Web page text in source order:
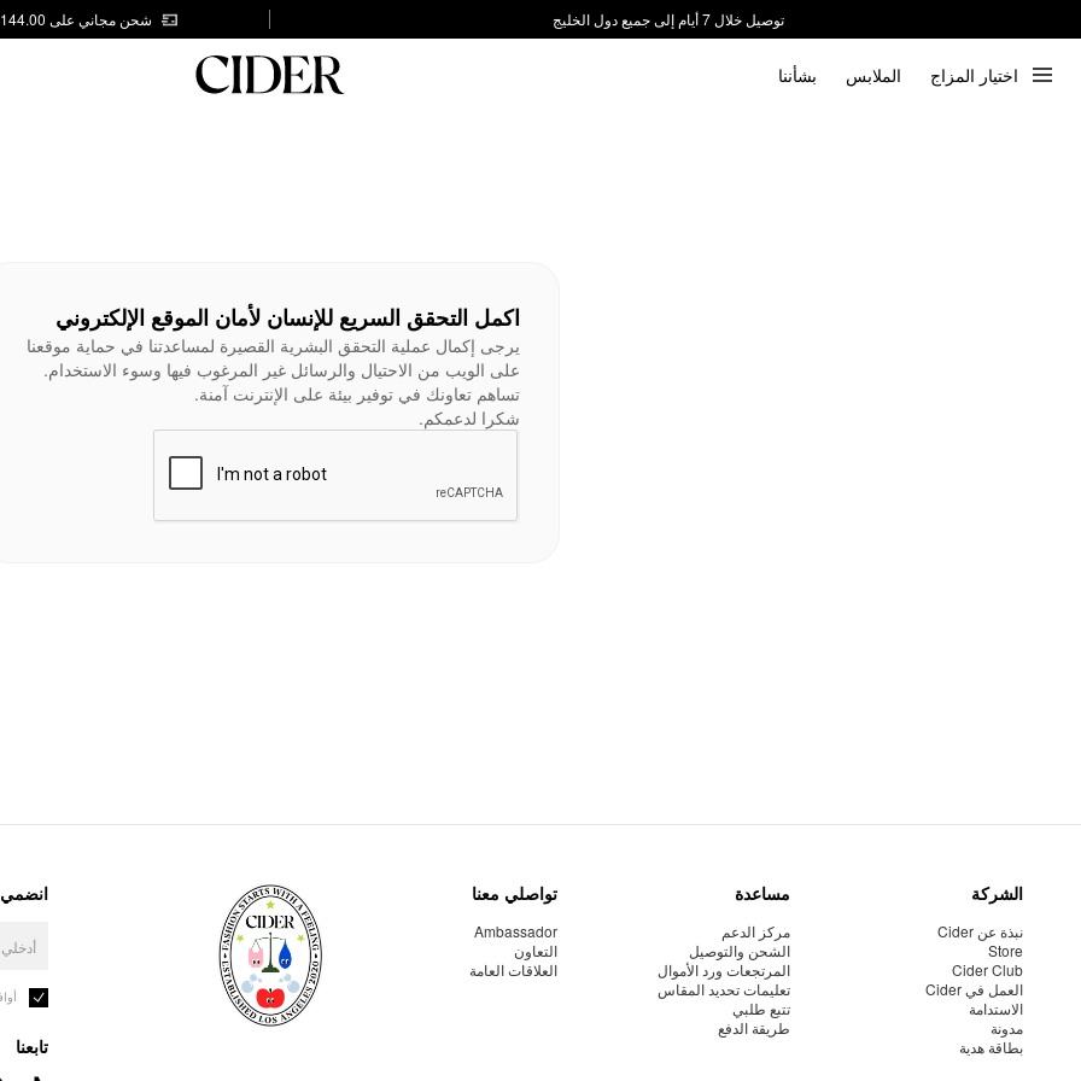
توصيل خلال 7 أيام إلى جميع دول الخليج
شحن مجاني على AED 144.00
اختيار المزاج الملابس بشأننا
اكمل التحقق السريع للإنسان لأمان الموقع الإلكتروني
يرجى إكمال عملية التحقق البشرية القصيرة لمساعدتنا في حماية موقعنا
على الويب من الاحتيال والرسائل غير المرغوب فيها وسوء الاستخدام.
تساهم تعاونك في توفير بيئة على الإنترنت آمنة.
شكرا لدعمكم.
الشركة
نبذة عن Cider
Store
Cider Club
العمل في Cider
الاستدامة
مدونة
بطاقة هدية
مساعدة
مركز الدعم
الشحن والتوصيل
المرتجعات ورد الأموال
تعليمات تحديد المقاس
تتبع طلبي
طريقة الدفع
تواصلي معنا
Ambassador
التعاون
العلاقات العامة
انضمي
تابعنا